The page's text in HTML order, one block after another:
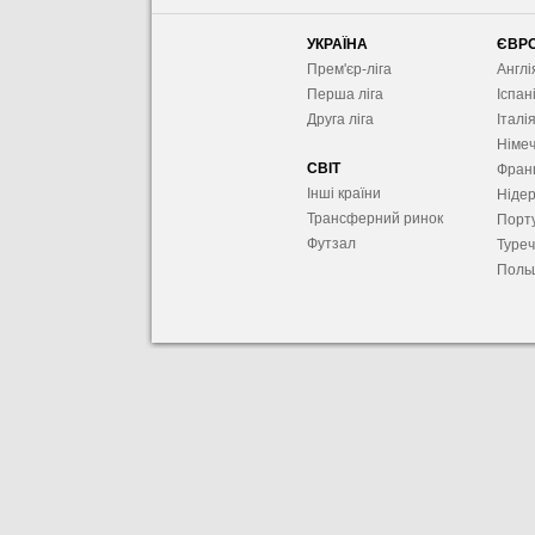
УКРАЇНА
Прем'єр-ліга
Перша ліга
Друга ліга
СВІТ
Інші країни
Трансферний ринок
Футзал
Італія